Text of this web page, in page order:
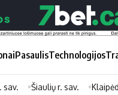
PasaulisTechnologijos
sav. Šiaulių r. sav.